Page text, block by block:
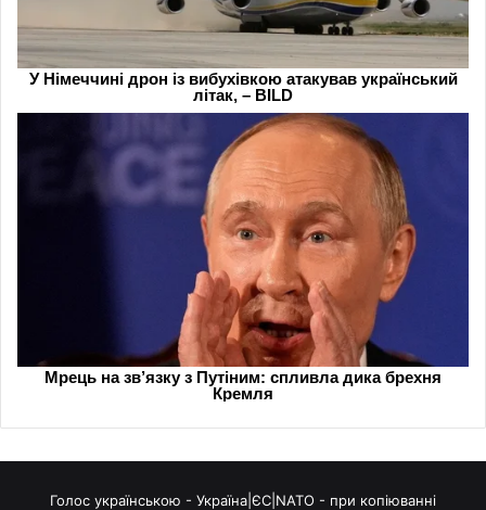
Голос українською - Україна|ЄС|NATO - при копіюванні